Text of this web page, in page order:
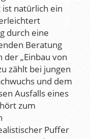
natürlich ein
durch eine
Beratung
„Einbau von
zählt bei jungen
und dem
Ausfalls eines
zum
Puffer